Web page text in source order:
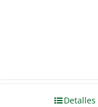
Detalles